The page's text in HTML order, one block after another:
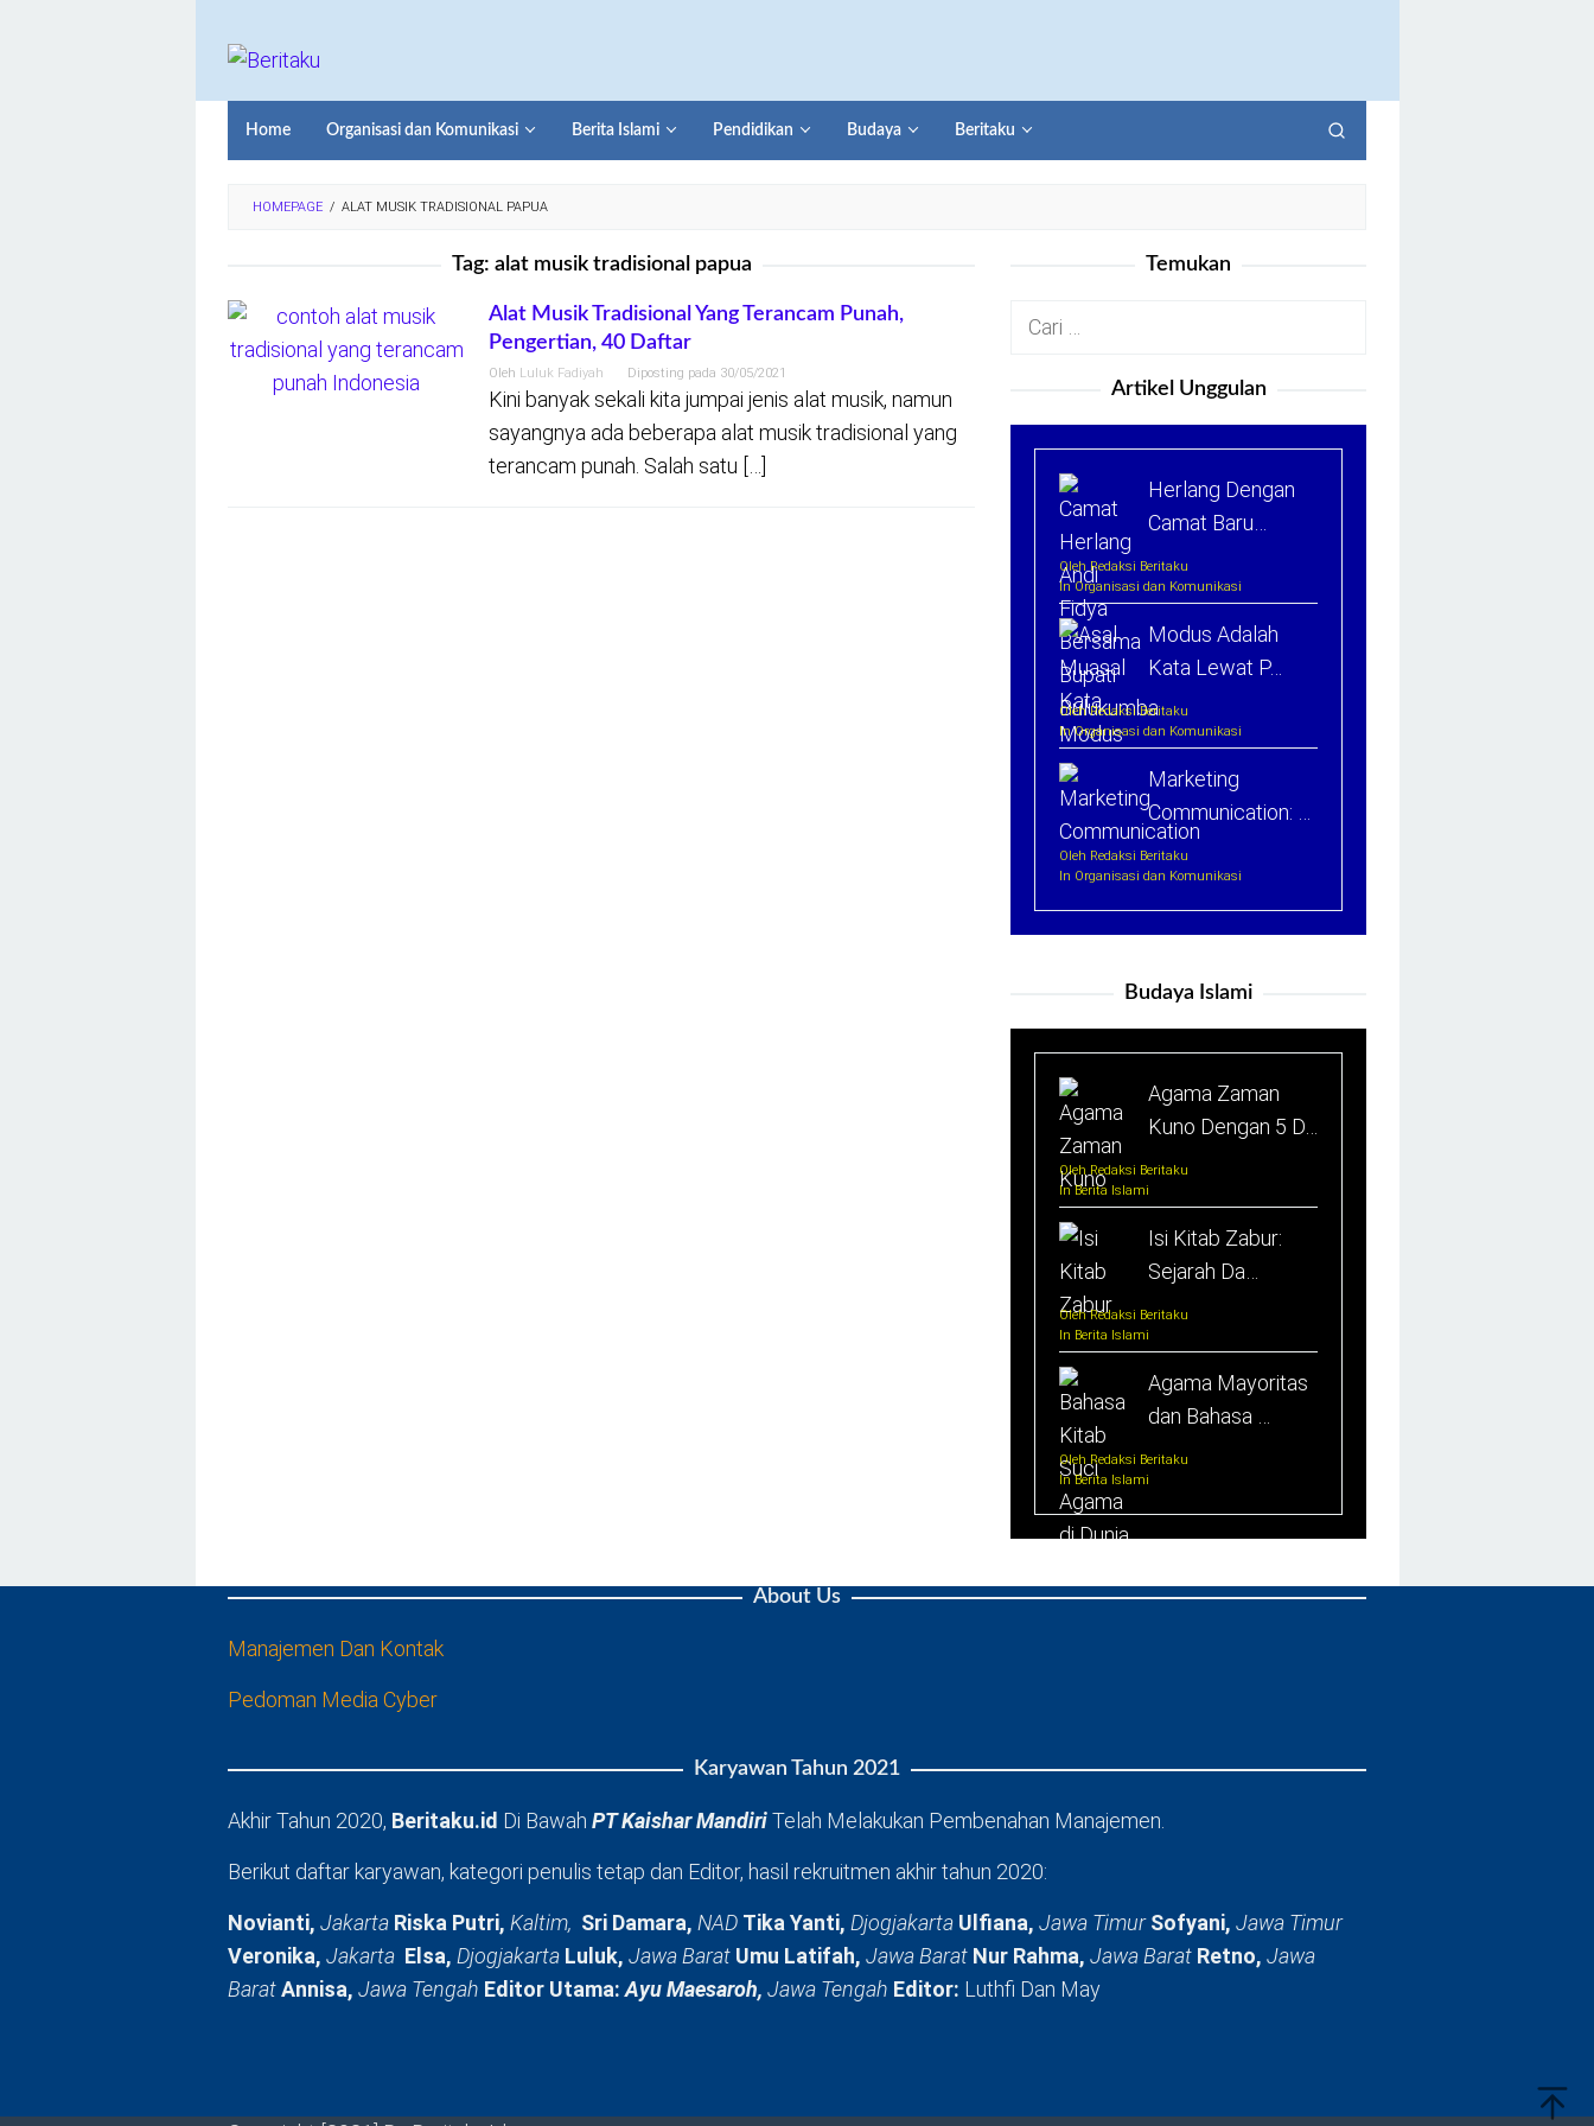
Home Organisasi dan Komunikasi Berita Islami Pendidikan Budaya Beritaku
HOMEPAGE / ALAT MUSIK TRADISIONAL PAPUA
Tag: alat musik tradisional papua
Alat Musik Tradisional Yang Terancam Punah,
Pengertian, 40 Daftar
Oleh Luluk Fadiyah Diposting pada 30/05/2021
Kini banyak sekali kita jumpai jenis alat musik, namun
sayangnya ada beberapa alat musik tradisional yang
terancam punah. Salah satu […]
Temukan
Cari
Artikel Unggulan
Herlang Dengan
Camat Baru…
Oleh Redaksi Beritaku
In Organisasi dan Komunikasi
Modus Adalah
Kata Lewat P…
Oleh Redaksi Beritaku
In Organisasi dan Komunikasi
Marketing
Communication: …
Oleh Redaksi Beritaku
In Organisasi dan Komunikasi
Budaya Islami
Agama Zaman
Kuno Dengan 5 D…
Oleh Redaksi Beritaku
In Berita Islami
Isi Kitab Zabur:
Sejarah Da…
Oleh Redaksi Beritaku
In Berita Islami
Agama Mayoritas
dan Bahasa …
Oleh Redaksi Beritaku
In Berita Islami
About Us
Manajemen Dan Kontak
Pedoman Media Cyber
Karyawan Tahun 2021
Akhir Tahun 2020, Beritaku.id Di Bawah PT Kaishar MandiriTelah Melakukan Pembenahan Manajemen.
Berikut daftar karyawan, kategori penulis tetap dan Editor, hasil rekruitmen akhir tahun 2020:
Novianti, Jakarta Riska Putri, Kaltim, Sri Damara, NAD Tika Yanti, Djogjakarta Ulfiana, Jawa TimurSofyani, Jawa Timur
Veronika, Jakarta Elsa, Djogjakarta Luluk, Jawa Barat Umu Latifah, Jawa Barat Nur Rahma, Jawa Barat Retno, Jawa
BaratAnnisa, Jawa Tengah Editor Utama:Ayu Maesaroh, Jawa Tengah Editor: Luthfi Dan May